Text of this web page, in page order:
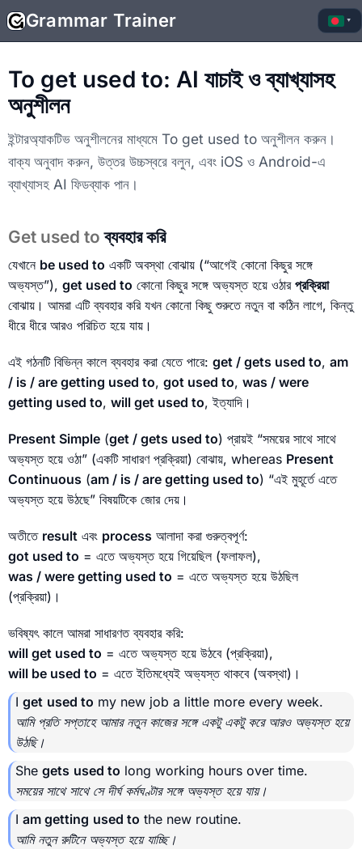
Grammar Trainer ▾
To get used to: AI যাচাই ও ব্যাখ্যাসহ
অনুশীলন
ইন্টারঅ্যাকটিভ অনুশীলনের মাধ্যমে To get used to অনুশীলন করুন।
বাক্য অনুবাদ করুন, উত্তর উচ্চস্বরে বলুন, এবং iOS ও Android-এ
ব্যাখ্যাসহ AI ফিডব্যাক পান।
Get used toব্যবহার করি
যেখানে be used to একটি অবস্থা বোঝায় (“আগেই কোনো কিছুর সঙ্গে
অভ্যস্ত”), get used to কোনো কিছুর সঙ্গে অভ্যস্ত হয়ে ওঠার প্রক্রিয়া
বোঝায়। আমরা এটি ব্যবহার করি যখন কোনো কিছু শুরুতে নতুন বা কঠিন লাগে, কিন্তু
ধীরে ধীরে আরও পরিচিত হয়ে যায়।
এই গঠনটি বিভিন্ন কালে ব্যবহার করা যেতে পারে: get / gets used to, am
/ is / are getting used to, got used to, was / were
getting used to, will get used to, ইত্যাদি।
Present Simple (get / gets used to) প্রায়ই “সময়ের সাথে সাথে
অভ্যস্ত হয়ে ওঠা” (একটি সাধারণ প্রক্রিয়া) বোঝায়, whereas Present
Continuous (am / is / are getting used to) “এই মুহূর্তে এতে
অভ্যস্ত হয়ে উঠছে” বিষয়টিকে জোর দেয়।
অতীতে result এবং process আলাদা করা গুরুত্বপূর্ণ:
got used to = এতে অভ্যস্ত হয়ে গিয়েছিল (ফলাফল),
was / were getting used to = এতে অভ্যস্ত হয়ে উঠছিল
(প্রক্রিয়া)।
ভবিষ্যৎ কালে আমরা সাধারণত ব্যবহার করি:
will get used to = এতে অভ্যস্ত হয়ে উঠবে (প্রক্রিয়া),
will be used to = এতে ইতিমধ্যেই অভ্যস্ত থাকবে (অবস্থা)।
I get used to my new job a little more every week.
আমি প্রতি সপ্তাহে আমার নতুন কাজের সঙ্গে একটু একটু করে আরও অভ্যস্ত হয়ে
উঠছি।
She gets used to long working hours over time.
সময়ের সাথে সাথে সে দীর্ঘ কর্মঘণ্টার সঙ্গে অভ্যস্ত হয়ে যায়।
I am getting used to the new routine.
আমি নতুন রুটিনে অভ্যস্ত হয়ে যাচ্ছি।